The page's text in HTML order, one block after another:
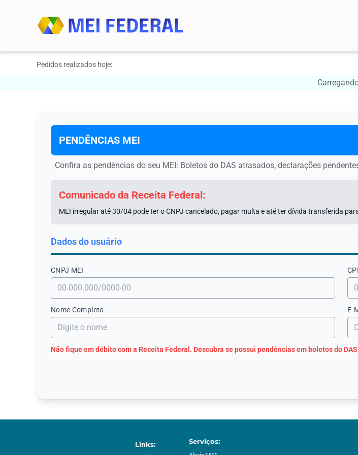
Pedidos realizados hoje:
PENDÊNCIAS МЕI
Confira as pendências do seu МЕI: Boletos do DAS atrasados, declarações
Comunicado da Receita Federal:
MEI irregular até 30/04 pode ter o CNPJ cancelado, pagar multa e até ter dívida transferida
Dados do usuário
CNPJ МЕI
Nome Completo E-
Não fique em débito com a Receita Federal. Descubra se possui pendências em boletos do
Links: Serviços: